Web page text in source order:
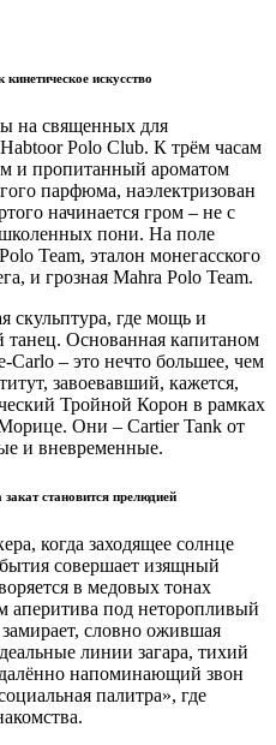
искусство
на священных для
Polo Club. К трём часам
и пропитанный ароматом
парфюма, наэлектризован
начинается гром – не с
пони. На поле
Team, эталон монегасского
и грозная Mahra Polo Team.
скульптура, где мощь и
танец. Основанная капитаном
– это нечто большее, чем
завоевавший, кажется,
Тройной Корон в рамках
Они – Cartier Tank от
и вневременные.
становится прелюдией
когда заходящее солнце
совершает изящный
в медовых тонах
аперитива под неторопливый
словно ожившая
линии загара, тихий
напоминающий звон
палитра», где